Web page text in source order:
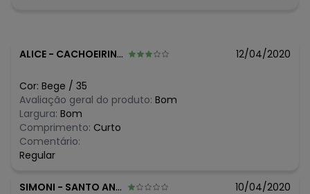
ALICE - CACHOEIRINHA - PE 12/04/2020
Cor: Bege / 35
Avaliação geral do produto: Bom
Largura: Bom
Comprimento: Curto
Comentário:
Regular
SIMONI - SANTO ANGELO - RS 10/04/2020